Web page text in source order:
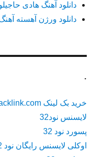
دانلود آهنگ هادی
دانلود ورژن آهسته
.
خرید بک لینک behtarinbacklink.com
لایسنس نود32
پسورد نود 32
اوکلی لایسنس رایگان نود 32